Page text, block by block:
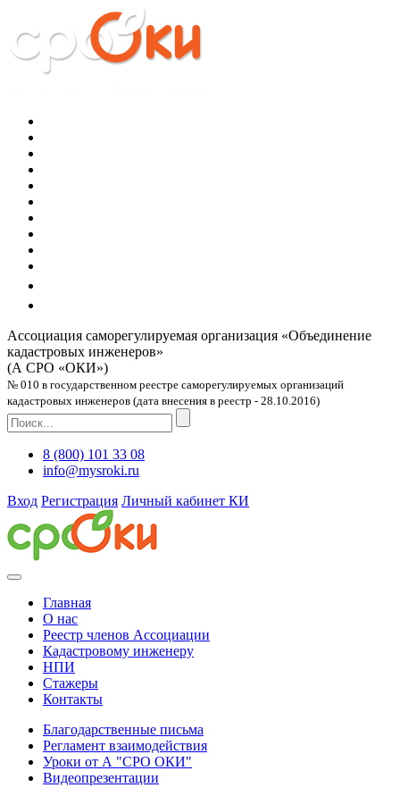
Ассоциация саморегулируемая организация «Объединение
кадастровых инженеров»
(А СРО «ОКИ»)
№ 010 в государственном реестре саморегулируемых организаций
кадастровых инженеров (дата внесения в реестр - 28.10.2016)
8 (800) 101 33 08
info@mysroki.ru
Вход Регистрация Личный кабинет КИ
Главная
О нас
Реестр членов Ассоциации
Кадастровому инженеру
НПИ
Стажеры
Контакты
Благодарственные письма
Регламент взаимодействия
Уроки от А "СРО ОКИ"
Видеопрезентации